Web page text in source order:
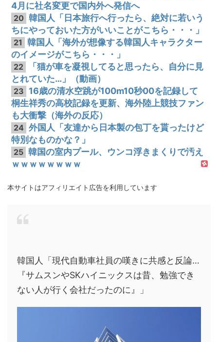
4月に社名変更で国内外へ発信へ
20 韓国人「日本旅行へ行ったら、絶対に若いう
ちにやっておいた方がいいことがこちら・・・」
21
韓国人「海外が想像する韓国人キャラクター
のイメージがこちら・・・」
22
「猫が車を凝視してると思ったら、自分に見
とれていた…」（動画）
23 16歳の清水空跳が100m10秒00を記録して
桐生祥秀の高校記録を更新、海外陸上競技ファン
も大衝撃（海外の反応）
24 外国人「友達から日本製の包丁を貰ったけど
特別なものかな？」
25 韓国の室内プール、ウンコ浮きまくりで汚え
ｗｗｗｗｗｗｗｗ
本サイトはアフィリエイト広告を利用しています
韓国人「現代自動車社員の嘆きに共感と反論…
『サムスンやSKハイニックスは昔、勉強でき
ない人が行く会社だったのに』」